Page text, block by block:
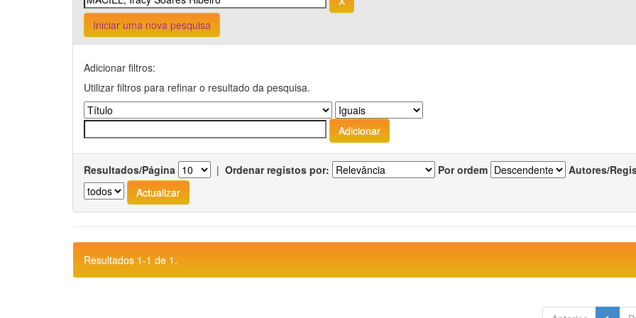
Iniciar uma nova pesquisa
Adicionar filtros:
Utilizar filtros para refinar o resultado da pesquisa.
Resultados/Página | Ordenar registos por: Por ordem Autores/
Resultados 1-1 de 1.